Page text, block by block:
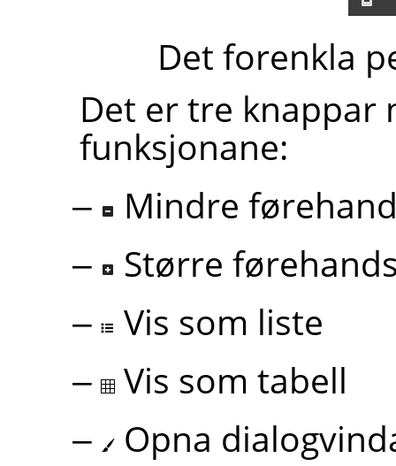
Det forenkla
Det er tre knappar
funksjonane:
Mindre
Større
Vis som liste
Vis som tabell
Opna